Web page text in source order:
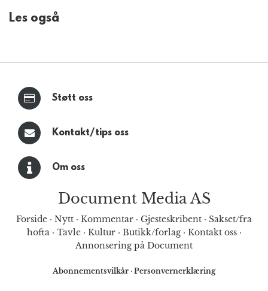
Les også
Støtt oss
Kontakt/tips oss
Om oss
Document Media AS
Forside · Nytt · Kommentar · Gjesteskribent · Sakset/fra
hofta· Tavle· Kultur· Butikk/forlag· Kontakt oss·
Annonsering på Document
Abonnementsvilkår · Personvernerklæring